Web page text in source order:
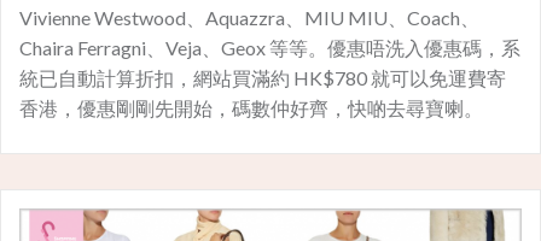
Vivienne Westwood、Aquazzra、MIU MIU、Coach、
Chaira Ferragni、Veja、Geox 等等。優惠唔洗入優惠碼，系
統已自動計算折扣，網站買滿約 HK$780 就可以免運費寄
香港，優惠剛剛先開始，碼數仲好齊，快啲去尋寶喇。